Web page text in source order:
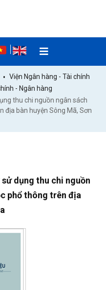
Viện Ngân hàng - Tài chính
- Ngân hàng
thu chi nguồn ngân sách
bàn huyện Sông Mã, Sơn
dụng thu chi nguồn
phổ thông trên địa